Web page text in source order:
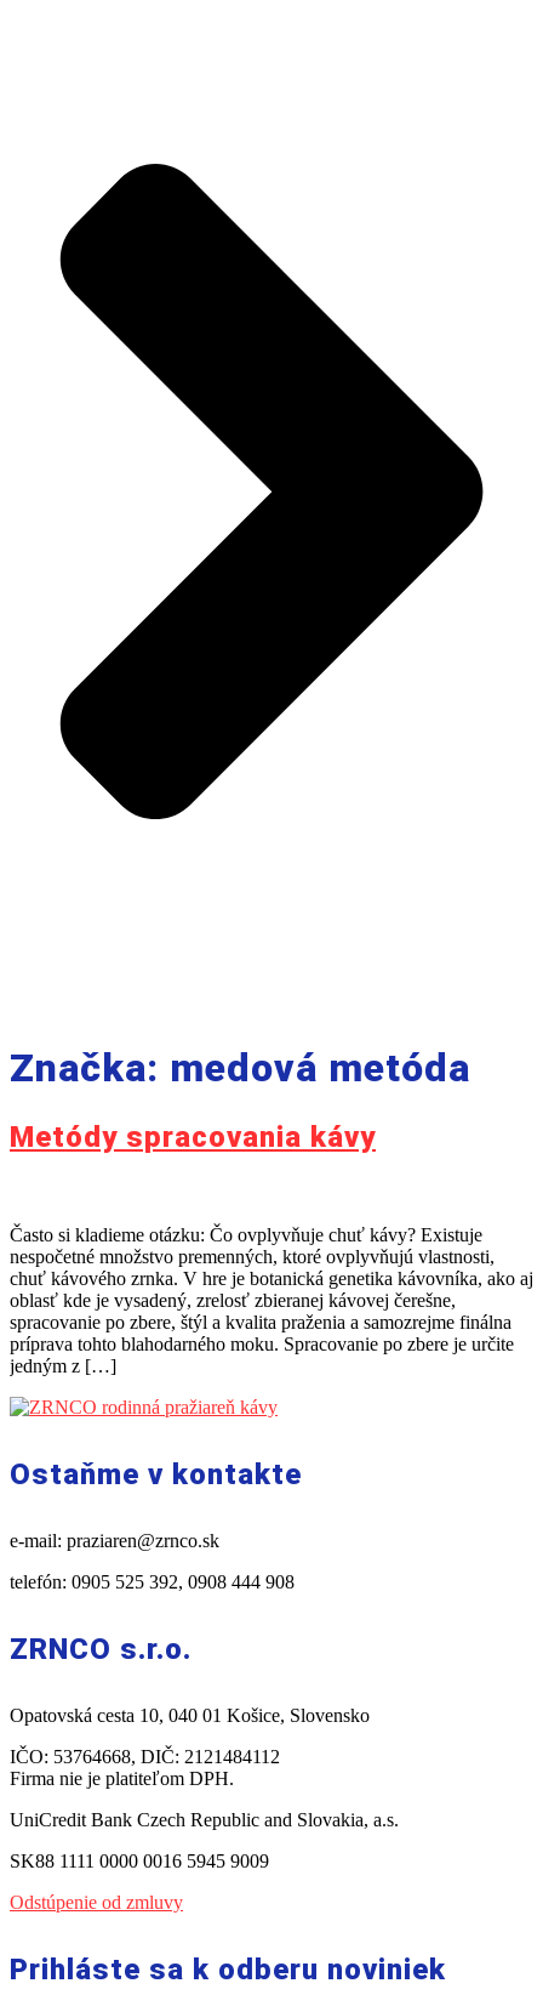
Značka: medová metóda
Metódy spracovania kávy
Často si kladieme otázku: Čo ovplyvňuje chuť kávy? Existuje
nespočetné množstvo premenných, ktoré ovplyvňujú vlastnosti,
chuť kávového zrnka. V hre je botanická genetika kávovníka, ako aj
oblasť kde je vysadený, zrelosť zbieranej kávovej čerešne,
spracovanie po zbere, štýl a kvalita praženia a samozrejme finálna
príprava tohto blahodarného moku. Spracovanie po zbere je určite
jedným z […]
Ostaňme v kontakte
e-mail: praziaren@zrnco.sk
telefón: 0905 525 392, 0908 444 908
ZRNCO s.r.o.
Opatovská cesta 10, 040 01 Košice, Slovensko
IČO: 53764668, DIČ: 2121484112
Firma nie je platiteľom DPH.
UniCredit Bank Czech Republic and Slovakia, a.s.
SK88 1111 0000 0016 5945 9009
Odstúpenie od zmluvy
Prihláste sa k odberu noviniek